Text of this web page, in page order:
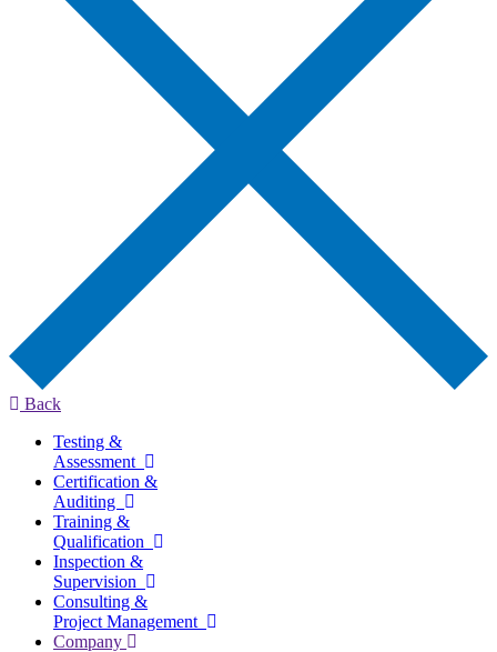
Back
Testing &
Assessment
Certification &
Auditing
Training &
Qualification
Inspection &
Supervision
Consulting &
Project Management
Company